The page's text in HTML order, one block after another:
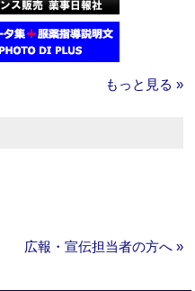
もっと見る »
広報・宣伝担当者の方へ »